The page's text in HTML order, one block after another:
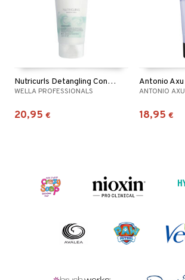
Nutricurls Detangling Conditioner - Waves & Curls
WELLA PROFESSIONALS
20,95 €
ANTONIO AXU
18,95 €